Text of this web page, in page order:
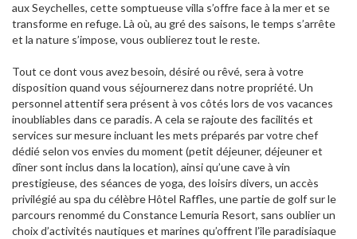
aux Seychelles, cette somptueuse villa s’offre face à la mer et se
transforme en refuge. Là où, au gré des saisons, le temps s’arrête
et la nature s’impose, vous oublierez tout le reste.
Tout ce dont vous avez besoin, désiré ou rêvé, sera à votre
disposition quand vous séjournerez dans notre propriété. Un
personnel attentif sera présent à vos côtés lors de vos vacances
inoubliables dans ce paradis. A cela se rajoute des facilités et
services sur mesure incluant les mets préparés par votre chef
dédié selon vos envies du moment (petit déjeuner, déjeuner et
dîner sont inclus dans la location), ainsi qu’une cave à vin
prestigieuse, des séances de yoga, des loisirs divers, un accès
privilégié au spa du célèbre Hôtel Raffles, une partie de golf sur le
parcours renommé du Constance Lemuria Resort, sans oublier un
choix d’activités nautiques et marines qu’offrent l’île paradisiaque